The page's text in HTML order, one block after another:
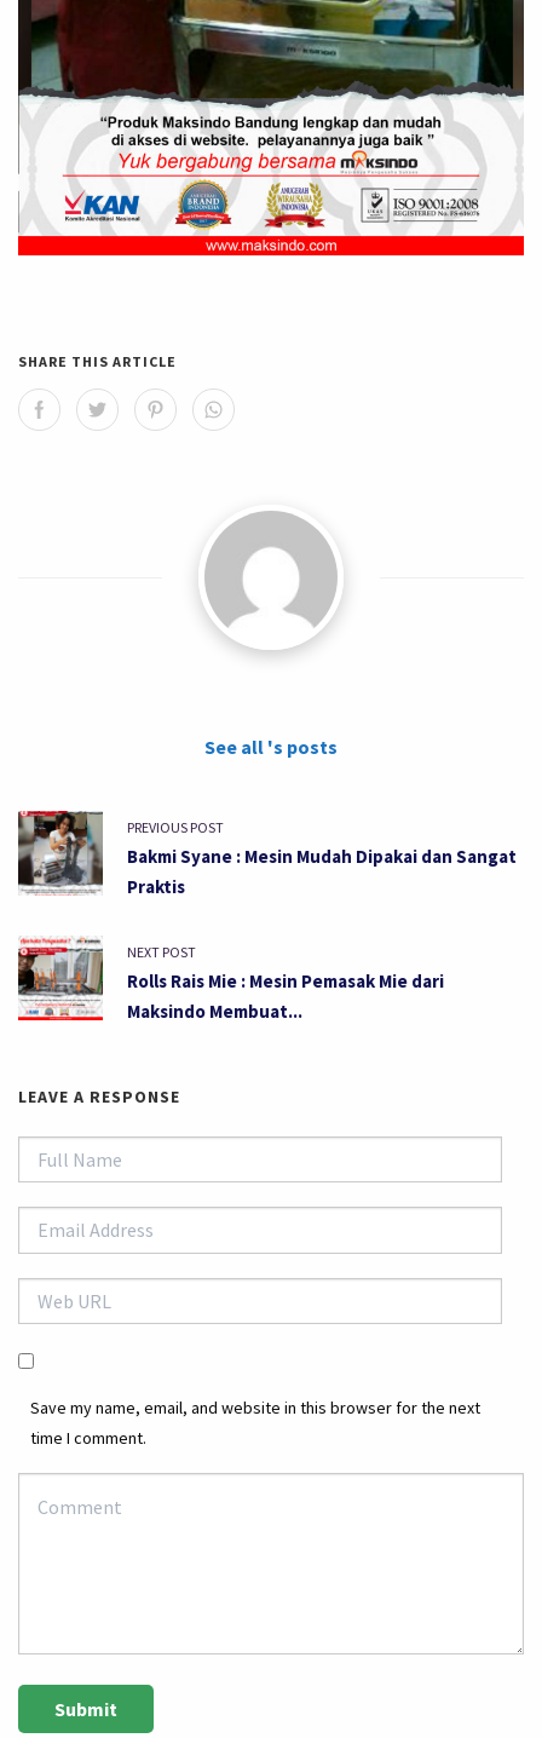
SHARE THIS ARTICLE
See all 's posts
PREVIOUS POST
Bakmi Syane : Mesin Mudah Dipakai dan Sangat
Praktis
NEXT POST
Rolls Rais Mie : Mesin Pemasak Mie dari
Maksindo Membuat...
LEAVE A RESPONSE
Save my name, email, and website in this browser for the next
time I comment.